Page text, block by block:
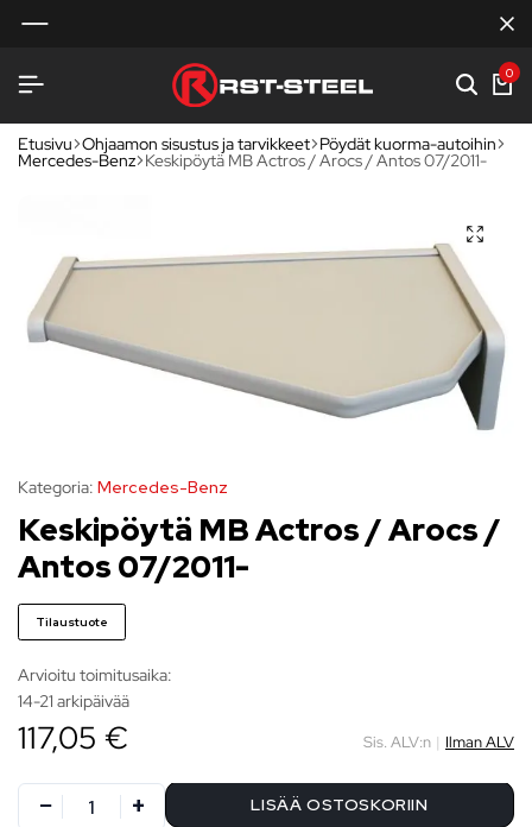
0
Etusivu Ohjaamon sisustus ja tarvikkeet Pöydät kuorma-autoihin
Mercedes-Benz Keskipöytä MB Actros / Arocs / Antos 07/2011-
Kategoria: Mercedes-Benz
Keskipöytä MB Actros / Arocs /
Antos 07/2011-
Tilaustuote
Arvioitu toimitusaika:
14-21 arkipäivää
117,05 € Sis. ALV:n | Ilman ALV
LISÄÄ OSTOSKORIIN